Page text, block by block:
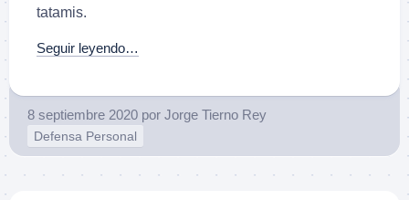
tatamis.
Seguir leyendo…
8 septiembre 2020 por Jorge Tierno Rey
Defensa Personal